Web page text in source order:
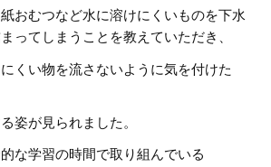
おむつなど水に溶けにくいものを下水
ってしまうことを教えていただき、
にくい物を流さないように気を付けた
姿が見られました。
な学習の時間で取り組んでいる